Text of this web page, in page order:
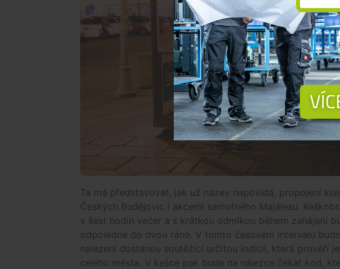
Ta má představovat, jak už název napovídá, propojení
Českých Budějovic i akcemi samotného Majálesu.
v šest hodin večer a s krátkou odmlkou během zahájení
odpoledne do dvou ráno. V tomto časovém intervalu
nalezení dostanou soutěžící určitou indicii, která prověří
celého města. V kešce pak bude na nálezce čekat kód,